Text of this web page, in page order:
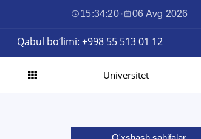
15:34:21 · 06 Avg 2026
Qabul bo‘limi: +998 55 513 01 12
Universitet